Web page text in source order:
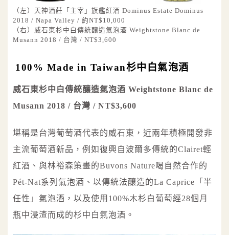
（左）天神酒莊「主宰」旗艦紅酒 Dominus Estate Dominus
2018 / Napa Valley / 約NT$10,000
（右）威石東杉中白傳統釀造氣泡酒 Weightstone Blanc de
Musann 2018 / 台灣 / NT$3,600
100% Made in Taiwan杉中白氣泡酒
威石東杉中白傳統釀造氣泡酒 Weightstone Blanc de
Musann 2018 / 台灣 / NT$3,600
堪稱是台灣葡萄酒代表的威石東，近兩年積極開發非
主流葡萄酒新品，例如復興自波爾多傳統的Clairet輕
紅酒、與林裕森策畫的Buvons Nature喝自然合作的
Pét-Nat系列氣泡酒、以傳統法釀造的La Caprice「半
任性」氣泡酒，以及使用100%木杉白葡萄經28個月
瓶中浸渣而成的杉中白氣泡酒。